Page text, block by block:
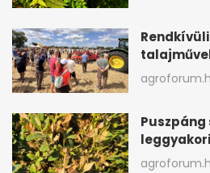
Puszpáng
teendők